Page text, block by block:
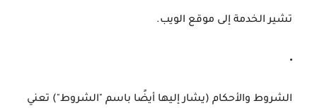
تشير الخدمة إلى موقع الويب.
الشروط والأحكام (يشار إليها أيضًا باسم "الشروط") تعني